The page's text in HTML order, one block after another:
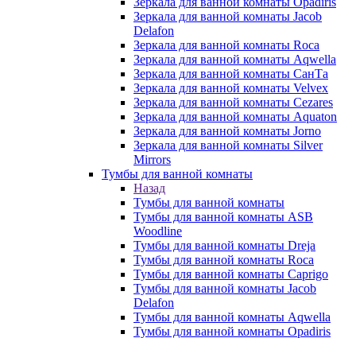
Зеркала для ванной комнаты Jacob
Delafon
Зеркала для ванной комнаты Roca
Зеркала для ванной комнаты Aqwella
Зеркала для ванной комнаты СанТа
Зеркала для ванной комнаты Velvex
Зеркала для ванной комнаты Cezares
Зеркала для ванной комнаты Aquaton
Зеркала для ванной комнаты Jorno
Зеркала для ванной комнаты Silver
Mirrors
Тумбы для ванной комнаты
Назад
Тумбы для ванной комнаты
Тумбы для ванной комнаты ASB
Woodline
Тумбы для ванной комнаты Dreja
Тумбы для ванной комнаты Roca
Тумбы для ванной комнаты Caprigo
Тумбы для ванной комнаты Jacob
Delafon
Тумбы для ванной комнаты Aqwella
Тумбы для ванной комнаты Opadiris